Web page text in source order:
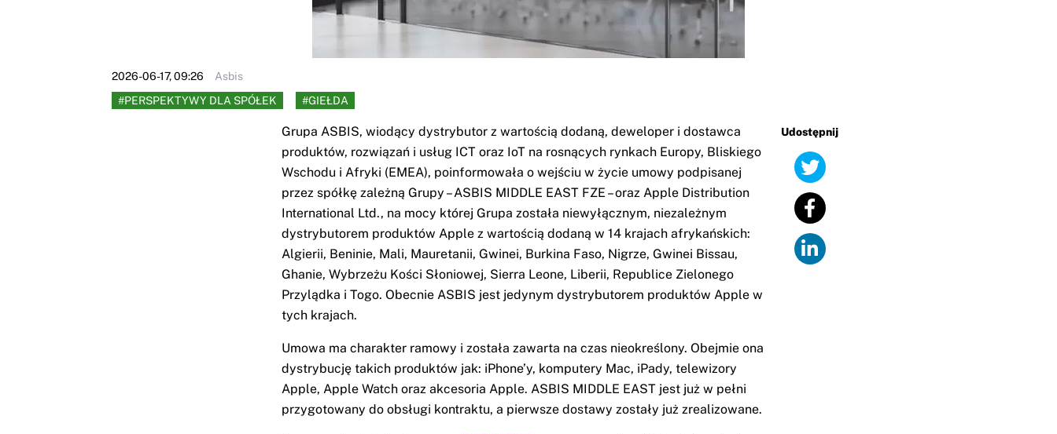
2026-06-17, 09:26
Asbis
#PERSPEKTYWY DLA SPÓŁEK
#GIEŁDA
Udostępnij
Grupa ASBIS, wiodący dystrybutor z wartością dodaną, deweloper i dostawca
produktów, rozwiązań i usług ICT oraz IoT na rosnących rynkach Europy, Bliskiego
Wschodu i Afryki (EMEA), poinformowała o wejściu w życie umowy podpisanej
przez spółkę zależną Grupy – ASBIS MIDDLE EAST FZE – oraz Apple Distribution
International Ltd., na mocy której Grupa została niewyłącznym, niezależnym
dystrybutorem produktów Apple z wartością dodaną w 14 krajach afrykańskich:
Algierii, Beninie, Mali, Mauretanii, Gwinei, Burkina Faso, Nigrze, Gwinei Bissau,
Ghanie, Wybrzeżu Kości Słoniowej, Sierra Leone, Liberii, Republice Zielonego
Przylądka i Togo. Obecnie ASBIS jest jedynym dystrybutorem produktów Apple w
tych krajach.
Umowa ma charakter ramowy i została zawarta na czas nieokreślony. Obejmie ona
dystrybucję takich produktów jak: iPhone’y, komputery Mac, iPady, telewizory
Apple, Apple Watch oraz akcesoria Apple. ASBIS MIDDLE EAST jest już w pełni
przygotowany do obsługi kontraktu, a pierwsze dostawy zostały już zrealizowane.